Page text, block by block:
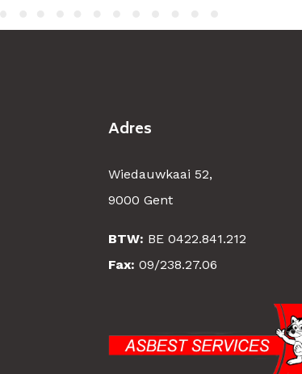
Adres
Wiedauwkaai 52,
9000 Gent
BTW: BE 0422.841.212
Fax: 09/238.27.06